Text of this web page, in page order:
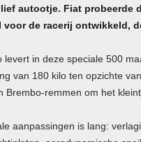
autootje. Fiat probeerde
voor de racerij ontwikkeld,
levert in deze speciale 500
van 180 kilo ten opzichte
Brembo-remmen om het
aanpassingen is lang: